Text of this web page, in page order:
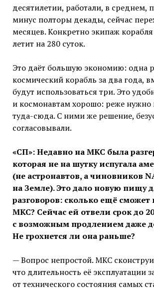
десятилетии, работали, в среднем,
минус полторы декады, сейчас
месяцев. Конкретно экипаж
летит на 280 суток.
Это даёт большую экономию: одна
космический корабль за два года,
будут использоваться три. Это
и космонавтам хорошо: реже нужно
туда-сюда. С ними же решение,
согласовывали.
«СП»: Недавно на МКС была
которая не на шутку испугала
(не астронавтов, а чиновников
на Земле). Это дало новую пищу
разговоров: сколько ещё сможет
МКС? Сейчас ей отвели срок до
с возможным продлением даже
Не грохнется ли она раньше?
— Вопрос непростой. МКС
что длительность её эксплуатации
от технического состояния самых